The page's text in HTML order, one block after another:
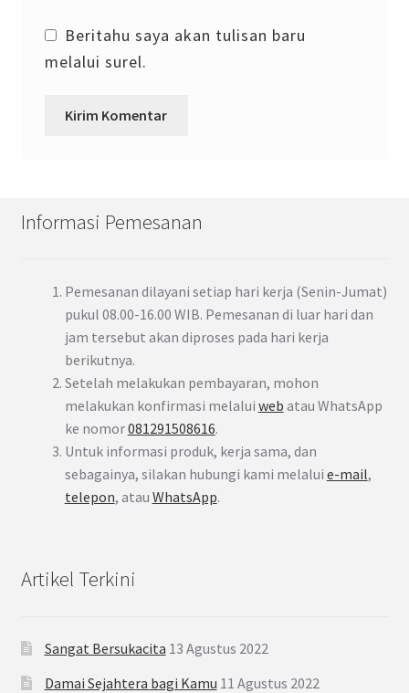
Beritahu saya akan tulisan baru
melalui surel.
Informasi Pemesanan
Pemesanan dilayani setiap hari kerja (Senin-Jumat)
pukul 08.00-16.00 WIB. Pemesanan di luar hari dan
jam tersebut akan diproses pada hari kerja
berikutnya.
Setelah melakukan pembayaran, mohon
melakukan konfirmasi melalui web atau WhatsApp
ke nomor081291508616.
Untuk informasi produk, kerja sama, dan
sebagainya, silakan hubungi kami melalui e-mail,
telepon, atau WhatsApp.
Artikel Terkini
Sangat Bersukacita 13 Agustus 2022
Damai Sejahtera bagi Kamu 11 Agustus 2022